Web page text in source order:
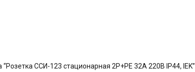
ССИ-123 стационарная 2P+PE 32А 220В IP44, IEK”